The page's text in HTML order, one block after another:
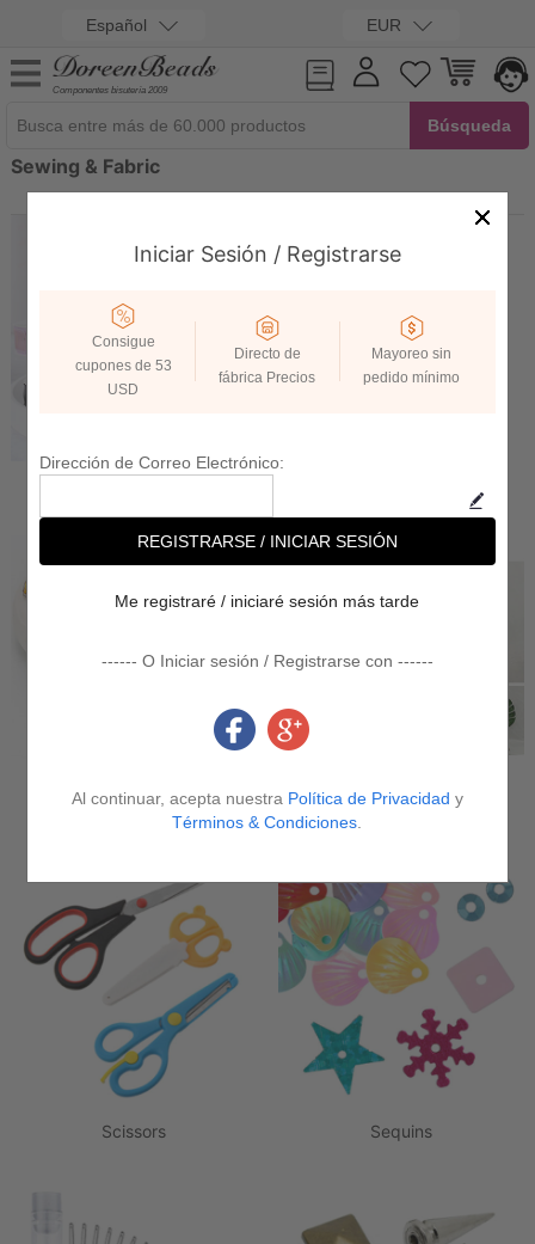
Español EUR
Componentes bisutería 2009
Sewing & Fabric
Shoe Decorations Clothing Patches
Scissors Sequins
Iniciar Sesión / Registrarse
Consigue
cupones de 53
USD
Directo de
fábrica Precios
Mayoreo sin
pedido mínimo
Dirección de Correo Electrónico:
REGISTRARSE / INICIAR SESIÓN
Me registraré / iniciaré sesión más tarde
------ O Iniciar sesión / Registrarse con ------
Al continuar, acepta nuestra Política de Privacidad y
Términos & Condiciones